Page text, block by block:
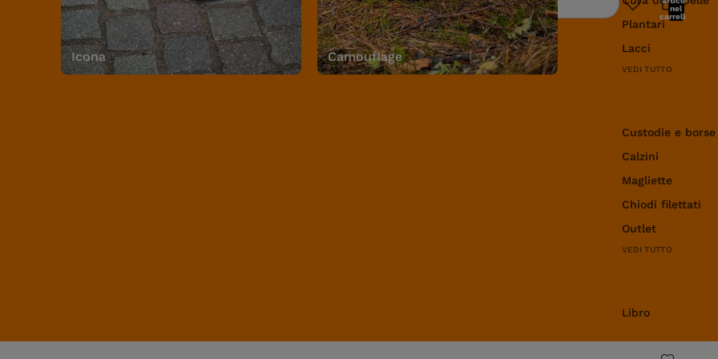
Icona Camouflage
Plantari
Lacci
VEDI TUTTO
Custodie e
Calzini
Magliette
Chiodi filettati
Outlet
VEDI TUTTO
Libro
Ricerca
nel
carrello: